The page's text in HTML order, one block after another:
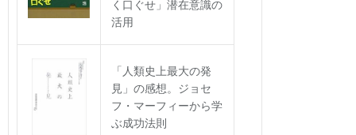
く口ぐせ」潜在意識の
活用
「人類史上最大の発
見」の感想。ジョセ
フ・マーフィーから学
ぶ成功法則